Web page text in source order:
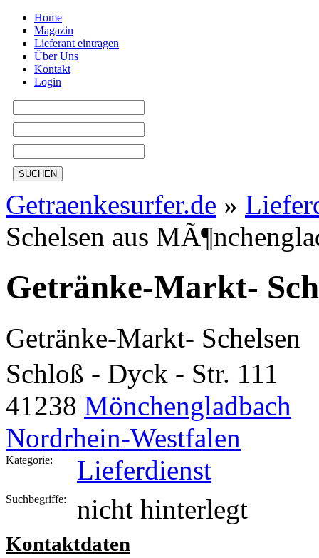
Home
Magazin
Lieferant eintragen
Über Uns
Kontakt
Login
SUCHEN
Getraenkesurfer.de »
Schelsen aus
Getränke-Markt-
Getränke-Markt- Schelsen
Schloß - Dyck - Str. 111
41238 Mönchengladbach
Nordrhein-Westfalen
Kategorie: Lieferdienst
Suchbegriffe: nicht hinterlegt
Kontaktdaten